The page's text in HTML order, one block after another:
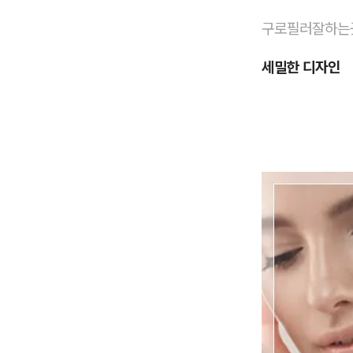
구로필러잘하
세밀한 디자인